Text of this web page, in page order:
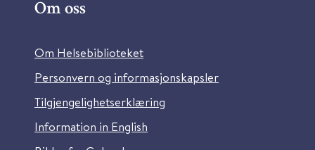
Om oss
Om Helsebiblioteket
Personvern og informasjonskapsler
Tilgjengelighetserklæring
Information in English